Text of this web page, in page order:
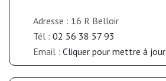
Adresse : 16 R Belloir
Tél : 02 56 38 57 93
Email : Cliquer pour mettre à jour